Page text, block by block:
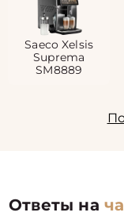
Saeco Xelsis
Suprema
SM8889
Ответы на